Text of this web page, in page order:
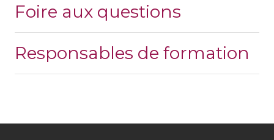
Foire aux questions
Responsables de formation